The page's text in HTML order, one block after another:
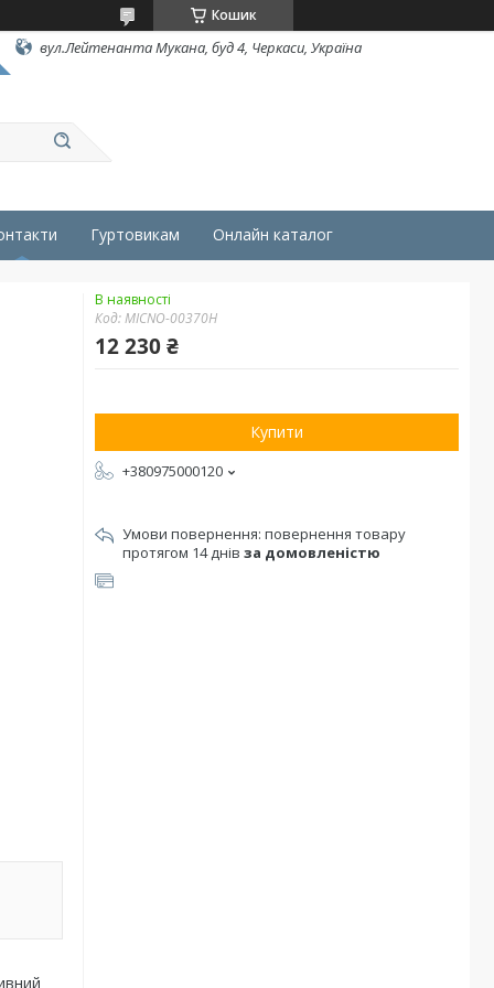
Кошик
вул.Лейтенанта Мукана, буд 4, Черкаси, Україна
Гуртовикам Онлайн каталог
В наявності
Код:MICNO-00370H
12 230 ₴
Купити
+380975000120
повернення товару
протягом 14 днів за домовленістю